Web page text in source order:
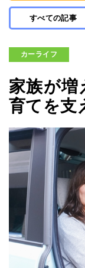
すべての記事
カーライフ
家族が増
育てを支